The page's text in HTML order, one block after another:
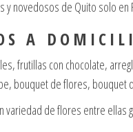
y novedosos de Quito solo en
S A D O M I C I L
frutillas con chocolate,
bouquet de flores, bouquet
variedad de flores entre